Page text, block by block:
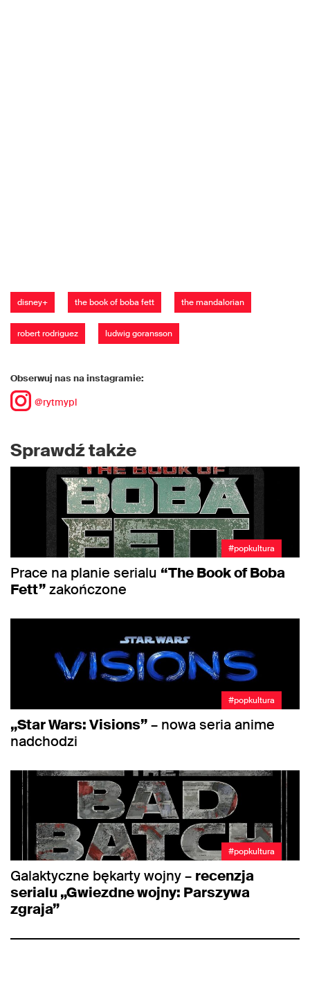
disney+ the book of boba fett the mandalorian
robert rodriguez ludwig goransson
Obserwuj nas na instagramie:
@rytmypl
Sprawdź także
#popkultura
Prace na planie serialu “The Book of Boba
Fett”zakończone
#popkultura
„Star Wars: Visions”– nowa seria anime
nadchodzi
#popkultura
Galaktyczne bękarty wojny – recenzja
serialu „Gwiezdne wojny: Parszywa
zgraja”